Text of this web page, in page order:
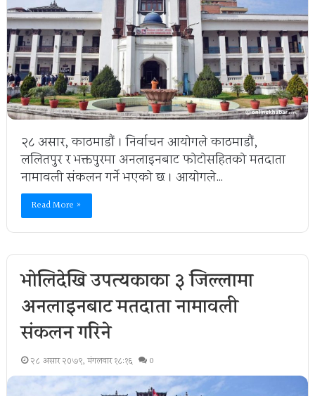
२८ असार, काठमाडौं । निर्वाचन आयोगले काठमाडौं,
ललितपुर र भक्तपुरमा अनलाइनबाट फोटोसहितको मतदाता
नामावली संकलन गर्ने भएको छ । आयोगले…
Read More »
भोलिदेखि उपत्यकाका ३ जिल्लामा
अनलाइनबाट मतदाता नामावली
संकलन गरिने
२८ असार २०७९, मंगलवार १८:१६ 0